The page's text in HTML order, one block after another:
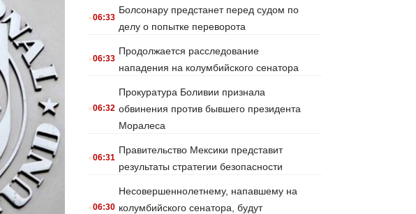
.06:33
Болсонару предстанет перед судом по
делу о попытке переворота
.06:33
Продолжается расследование
нападения на колумбийского сенатора
.06:32
Прокуратура Боливии признала
обвинения против бывшего президента
Моралеса
.06:31
Правительство Мексики представит
результаты стратегии безопасности
.06:30
Несовершеннолетнему, напавшему на
колумбийского сенатора, будут